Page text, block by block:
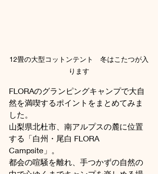
12畳の大型コットンテント　冬はこたつが入
ります
FLORAのグランピングキャンプで大自
然を満喫するポイントをまとめてみま
した。
山梨県北杜市、南アルプスの麓に位置
する「白州・尾白 FLORA
Campsite」。
都会の喧騒を離れ、手つかずの自然の